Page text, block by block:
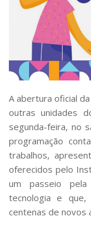
Extensão à
Projetos,
Artes, Cultura
Museus e
Serviços
Bibliotecas
Apoio ao
Segurança,
RH,
Outros serviços
Comunicação
Assessorias e
Aplicativos e
Jornal da USP
Agenda de
Defesa de
A abertura oficial
outras unidades
segunda-feira, no
programação
trabalhos,
oferecidos pelo
um passeio pela
tecnologia e
centenas de novos